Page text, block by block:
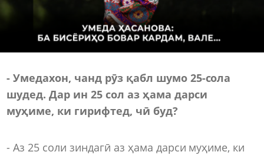
- Умедахон, чанд рӯз қабл шумо 25-сола
шудед. Дар ин 25 сол аз ҳама дарси
муҳиме, ки гирифтед, чӣ буд?
- Аз 25 соли зиндагӣ аз ҳама дарси муҳиме, ки